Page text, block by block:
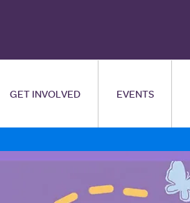
GET INVOLVED EVENTS